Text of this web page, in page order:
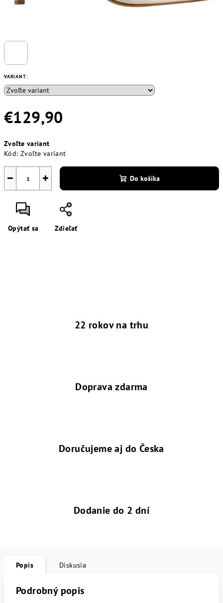
VARIANT:
€129,90
cena:
Zvoľte variant
Kód: Zvoľte variant
+
− Do košíka
Opýtať sa Zdieľať
22 rokov na trhu
Doprava zdarma
Doručujeme aj do Česka
Dodanie do 2 dní
Popis Diskusia
Podrobný popis